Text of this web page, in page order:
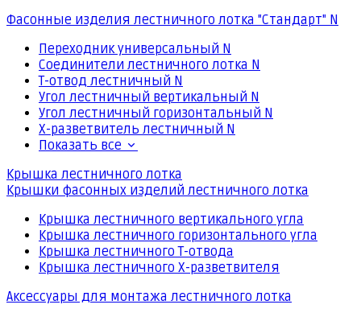
Фасонные изделия лестничного лотка "Стандарт" N
Переходник универсальный N
Соединители лестничного лотка N
Т-отвод лестничный N
Угол лестничный вертикальный N
Угол лестничный горизонтальный N
Х-разветвитель лестничный N
Показать все
Крышка лестничного лотка
Крышки фасонных изделий лестничного лотка
Крышка лестничного вертикального угла
Крышка лестничного горизонтального угла
Крышка лестничного Т-отвода
Крышка лестничного Х-разветвителя
Аксессуары для монтажа лестничного лотка